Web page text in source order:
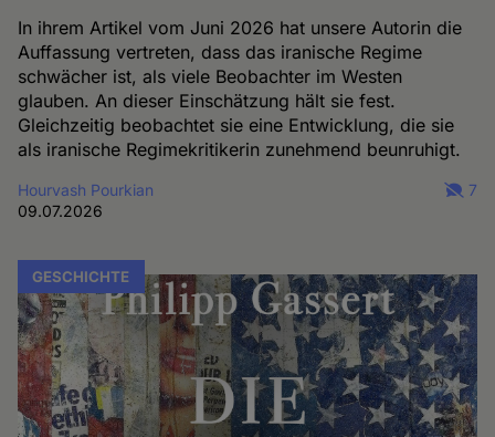
In ihrem Artikel vom Juni 2026 hat unsere Autorin die
Auffassung vertreten, dass das iranische Regime
schwächer ist, als viele Beobachter im Westen
glauben. An dieser Einschätzung hält sie fest.
Gleichzeitig beobachtet sie eine Entwicklung, die sie
als iranische Regimekritikerin zunehmend beunruhigt.
Hourvash Pourkian
09.07.2026
7
GESCHICHTE